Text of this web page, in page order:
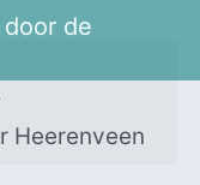
de
Heerenveen